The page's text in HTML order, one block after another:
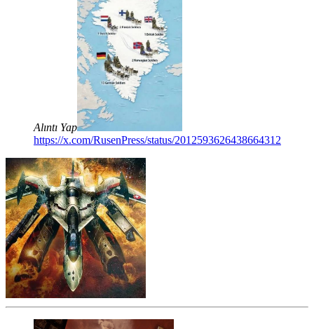
Alıntı Yap
https://x.com/RusenPress/status/2012593626438664312